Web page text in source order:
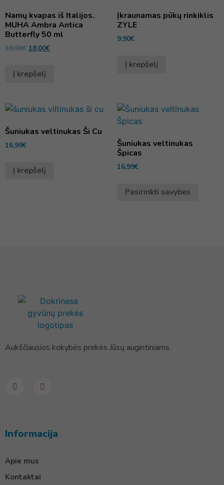
Namų kvapas iš Italijos.
MUHA Ambra Antica
Butterfly 50 ml
19,99€ 18,00€
Į krepšelį
Įkraunamas pūkų rinkiklis
ZYLE
9,90€
Į krepšelį
Šuniukas veltinukas Ši Cu
16,99€
Į krepšelį
Šuniukas veltinukas
Špicas
16,99€
Pasirinkti savybes
Aukščiausios kokybės prekės Jūsų augintiniams.
Informacija
Apie mus
Kontaktai